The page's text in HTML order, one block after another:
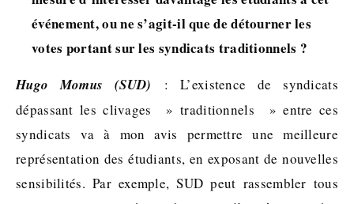
événement, ou ne s’agit-il que de détourner les
votes portant sur les syndicats traditionnels ?
Hugo Momus (SUD) : L’existence de syndicats
dépassant les clivages » traditionnels » entre ces
syndicats va à mon avis permettre une meilleure
représentation des étudiants, en exposant de nouvelles
sensibilités. Par exemple, SUD peut rassembler tous